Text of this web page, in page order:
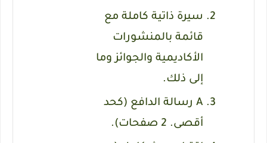
سيرة ذاتية كاملة مع
قائمة بالمنشورات
الأكاديمية والجوائزوما
إلى ذلك.
A رسالة الدافع (كحد
أقصى. 2 صفحات).